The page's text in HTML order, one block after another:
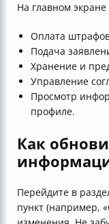
На главном
Оплата
Подача
Хранение и
Управление
Просмотр
профиле.
Как
Перейдите в
пункт (например,